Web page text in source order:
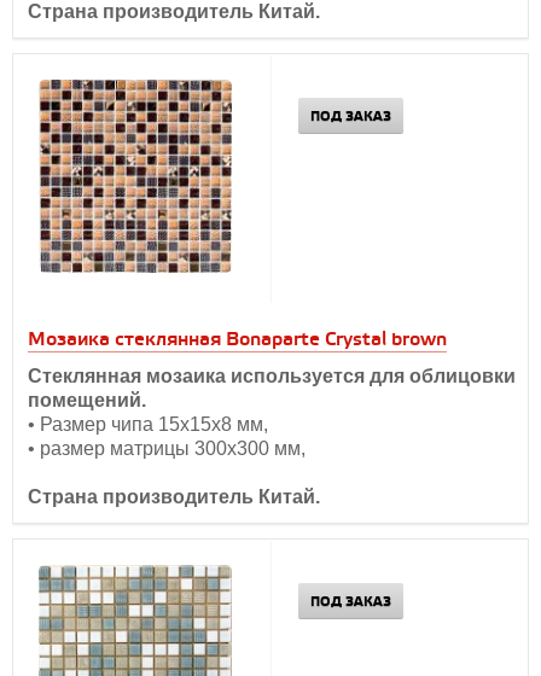
Страна производитель Китай.
Мозаика стеклянная Bonaparte Crystal brown
Стеклянная мозаика используется для облицовки
помещений.
• Размер чипа 15х15х8 мм,
• размер матрицы 300х300 мм,
Страна производитель Китай.
ПОД ЗАКАЗ
ПОД ЗАКАЗ